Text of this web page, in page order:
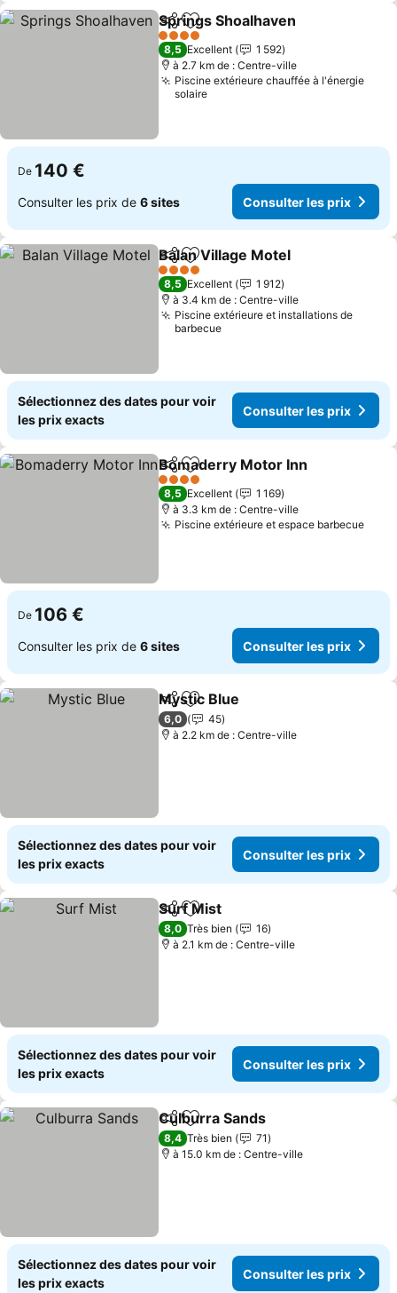
PartagerAjouter à mes favoris
Springs Shoalhaven
4 Étoiles
8,5 Excellent
1 592
à 2.7 km de : Centre-ville
Piscine extérieure chauffée à l'énergie
solaire
De 140 €
Consulter les prix de 6 sites Consulter les prix
PartagerAjouter à mes favoris
Balan Village Motel
4 Étoiles
8,5 Excellent
1 912
à 3.4 km de : Centre-ville
Piscine extérieure et installations de
barbecue
Sélectionnez des dates pour voir
les prix exacts
Consulter les prix
PartagerAjouter à mes favoris
Bomaderry Motor Inn
4 Étoiles
8,5 Excellent
1 169
à 3.3 km de : Centre-ville
Piscine extérieure et espace barbecue
De 106 €
Consulter les prix de 6 sites Consulter les prix
PartagerAjouter à mes favoris
Mystic Blue
6,0
45
à 2.2 km de : Centre-ville
Sélectionnez des dates pour voir
les prix exacts
Consulter les prix
PartagerAjouter à mes favoris
Surf Mist
8,0 Très bien
16
à 2.1 km de : Centre-ville
Sélectionnez des dates pour voir
les prix exacts
Consulter les prix
PartagerAjouter à mes favoris
Culburra Sands
8,4 Très bien
71
à 15.0 km de : Centre-ville
Sélectionnez des dates pour voir
les prix exacts
Consulter les prix